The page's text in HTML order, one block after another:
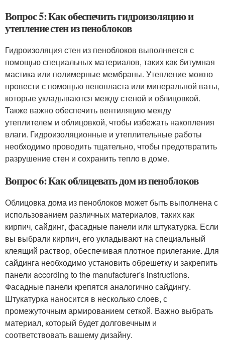
Вопрос 5: Как обеспечить гидроизоляцию и
утепление стен из пеноблоков
Гидроизоляция стен из пеноблоков выполняется с
помощью специальных материалов, таких как битумная
мастика или полимерные мембраны. Утепление можно
провести с помощью пенопласта или минеральной ваты,
которые укладываются между стеной и облицовкой.
Также важно обеспечить вентиляцию между
утеплителем и облицовкой, чтобы избежать накопления
влаги. Гидроизоляционные и утеплительные работы
необходимо проводить тщательно, чтобы предотвратить
разрушение стен и сохранить тепло в доме.
Вопрос 6: Как облицевать дом из пеноблоков
Облицовка дома из пеноблоков может быть выполнена с
использованием различных материалов, таких как
кирпич, сайдинг, фасадные панели или штукатурка. Если
вы выбрали кирпич, его укладывают на специальный
клеящий раствор, обеспечивая плотное прилегание. Для
сайдинга необходимо установить обрешетку и закрепить
панели according to the manufacturer's instructions.
Фасадные панели крепятся аналогично сайдингу.
Штукатурка наносится в несколько слоев, с
промежуточным армированием сеткой. Важно выбрать
материал, который будет долговечным и
соответствовать вашему дизайну.